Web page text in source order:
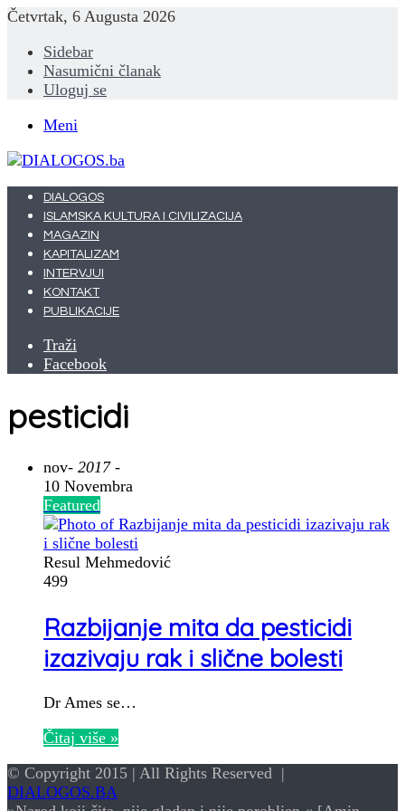
Četvrtak, 6 Augusta 2026
Sidebar
Nasumični članak
Uloguj se
Meni
DIALOGOS
ISLAMSKA KULTURA I CIVILIZACIJA
MAGAZIN
KAPITALIZAM
INTERVJUI
KONTAKT
PUBLIKACIJE
Traži
Facebook
pesticidi
nov- 2017 -
10 Novembra
Featured
Resul Mehmedović
499
Razbijanje mita da pesticidi
izazivaju rak i slične bolesti
Dr Ames se…
Čitaj više »
© Copyright 2015 | All Rights Reserved |
DIALOGOS.BA